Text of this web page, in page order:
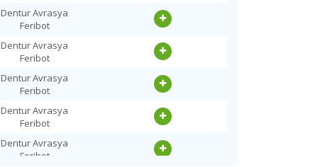
Dentur Avrasya
Feribot
Dentur Avrasya
Feribot
Dentur Avrasya
Feribot
Dentur Avrasya
Feribot
Dentur Avrasya
Feribot